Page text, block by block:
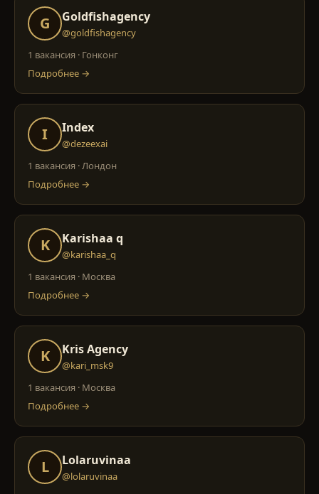
G Goldfishagency
@goldfishagency
1 вакансия · Гонконг
Подробнее →
I Index
@dezeexai
1 вакансия ·Лондон
Подробнее →
K Karishaa q
@karishaa_q
1 вакансия · Москва
Подробнее →
K Kris Agency
@kari_msk9
1 вакансия · Москва
Подробнее →
L Lolaruvinaa
@lolaruvinaa